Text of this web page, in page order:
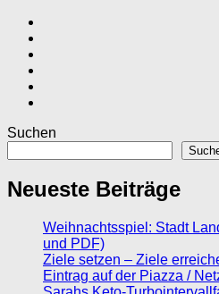
Suchen
Neueste Beiträge
Weihnachtsspiel: Stadt
und PDF)
Ziele setzen – Ziele
Eintrag auf der Piazza /